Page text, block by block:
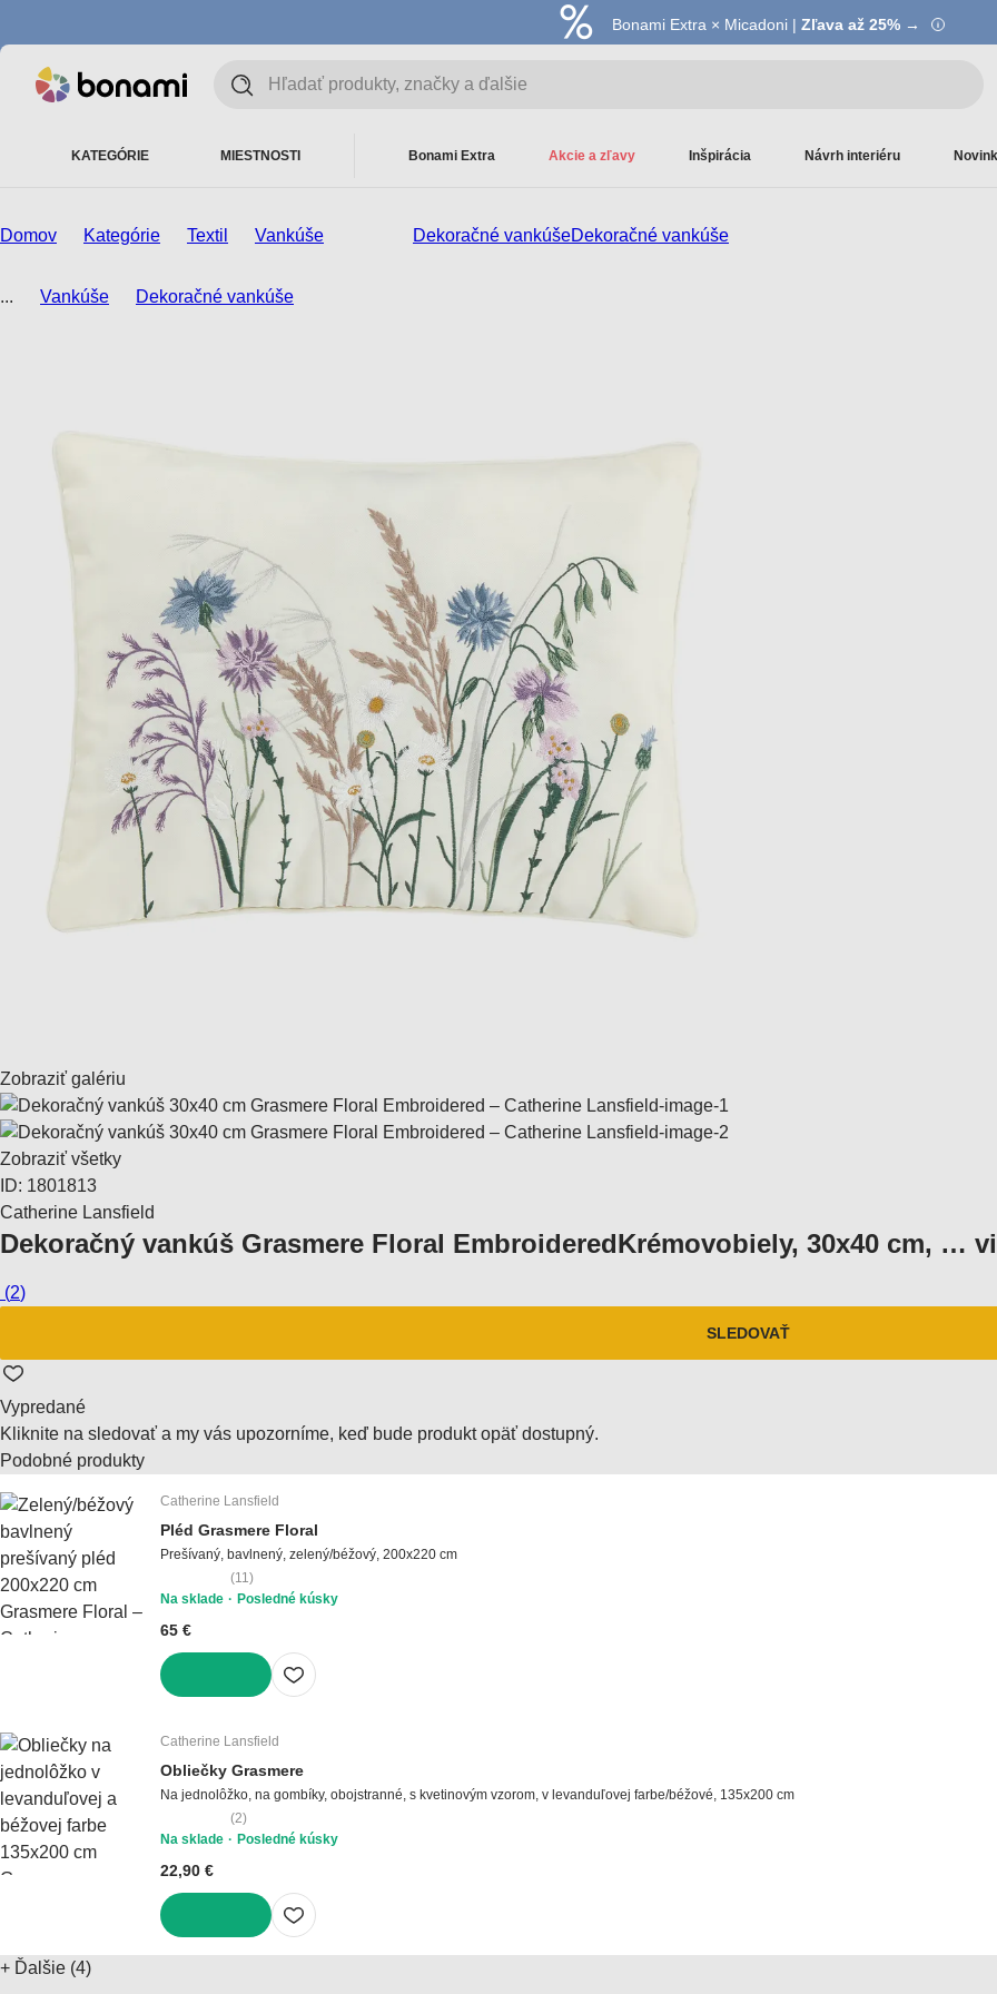
Bonami Extra × Micadoni | Zľava až 25% →
KATEGÓRIE MIESTNOSTI Bonami Extra Akcie a zľavy Inšpirácia Návrh interiéru
Domov Kategórie Textil Vankúše Dekoračné vankúšeDekoračné vankúše
... Vankúše Dekoračné vankúše
Zobraziť galériu
Zobraziť všetky
ID: 1801813
Catherine Lansfield
Dekoračný vankúš Grasmere Floral EmbroideredKrémovobiely, 30x40 cm, …
(2)
SLEDOVAŤ
Vypredané
Kliknite na sledovať a my vás upozorníme, keď bude produkt opäť dostupný.
Podobné produkty
Catherine Lansfield
Pléd Grasmere Floral
Prešívaný, bavlnený, zelený/béžový, 200x220 cm
(11)
Na sklade
Posledné kúsky
65 €
Catherine Lansfield
Obliečky Grasmere
Na jednolôžko, na gombíky, obojstranné, s kvetinovým vzorom, v levanduľovej farbe/béžové, 135x200 cm
(2)
Na sklade
Posledné kúsky
22,90 €
+ Ďalšie (4)